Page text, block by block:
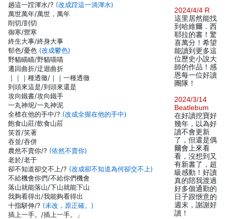
趟這一蹚渾水/? (改成蹚這一淌渾水)
萬世萬年/萬世，萬年
削切/剴切
御寒/禦寒
終生大事/終身大事
郁色/憂色 (改成鬱色)
野貓瞄瞄/野貓喵喵
遷回曲折/迂迴曲折
｜｜｜種透徹/｜｜一種透徹
到頭來這是/到頭來還是
攻向鐵書/攻向鐵手
一丸神坭/一丸神泥
全楂在他的手中/? (改成全握在他的手中)
飽食山莊/飲食山莊
笑首/笑著
吞並/吞併
農然不賣你/? (依然不賣你)
老於/老于
卻不知道卻交不上/? (改成卻不知道為何卻交不上)
不給機會你們/不給你們機會
落山就能落山/下山就能下山
我夠看得出/我能夠看得出
十指駢伸/? (未改，原正確。)
插上一手。/插上一手。」
2024/4/4 R
這里居然能找
到哈維爾．西
耶拉的書！驚
喜萬分！希望
能讀到更多這
位歷史小說大
師的作品！感
恩每一位好讀
團隊！
2024/3/14
Beatlebum
在好讀挖寶好
幾年，以為好
讀不會更新
了，但還是偶
爾會上來看
看，沒想到又
有新書了，超
級感動！好讀
真的陪我渡過
好多個通勤的
日子跟愜意的
週末，謝謝好
讀！